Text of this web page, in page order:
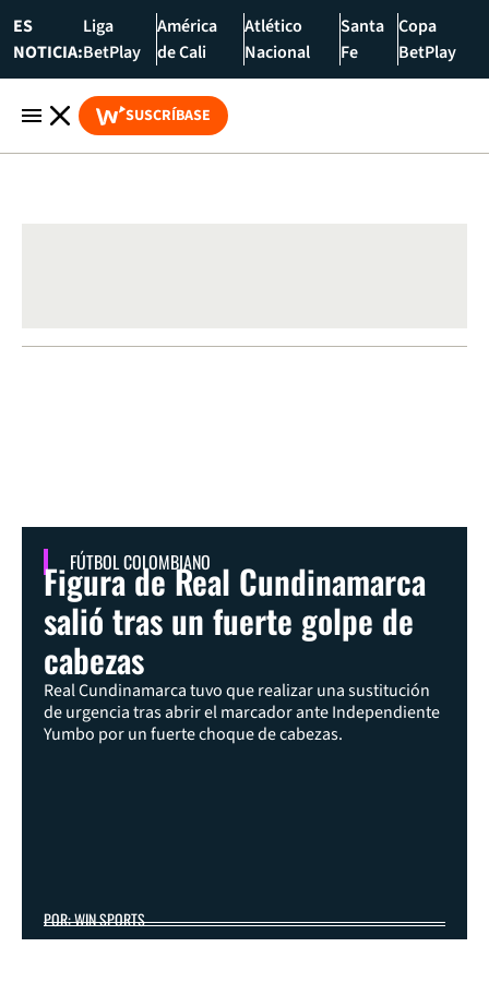
ES
NOTICIA:
Liga
BetPlay
América
de Cali
Atlético
Nacional
Santa
Fe
Copa
BetPlay
SUSCRÍBASE
FÚTBOL COLOMBIANO
Figura de Real Cundinamarca
salió tras un fuerte golpe de
cabezas
Real Cundinamarca tuvo que realizar una sustitución
de urgencia tras abrir el marcador ante Independiente
Yumbo por un fuerte choque de cabezas.
POR: WIN SPORTS